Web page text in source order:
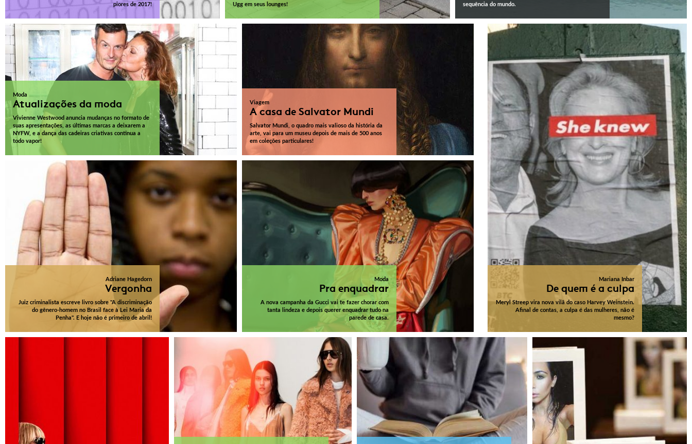
Ugg em seus lounges!
sequência do mundo.
piores de 2017!
Moda
Atualizações da moda
Vivienne Westwood anuncia mudanças no formato de
suas apresentações, as últimas marcas a deixarem a
NYFW, e a dança das cadeiras criativas continua a
todo vapor!
Viagem
A casa de Salvator Mundi
Salvator Mundi, o quadro mais valioso da história da
arte, vai para um museu depois de mais de 500 anos
em coleções particulares!
Adriane Hagedorn
Vergonha
Juiz criminalista escreve livro sobre "A discriminação
do gênero-homem no Brasil face à Lei Maria da
Penha". E hoje não é primeiro de abril!
Moda
Pra enquadrar
A nova campanha da Gucci vai te fazer chorar com
tanta lindeza e depois querer enquadrar tudo na
parede de casa.
Mariana Inbar
De quem é a culpa
Meryl Streep vira nova vilã do caso Harvey Weinstein.
Afinal de contas, a culpa é das mulheres, não é
mesmo?